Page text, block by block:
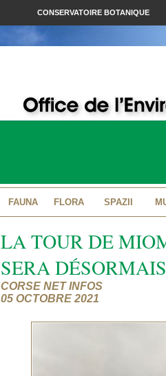
CONSERVATOIRE BOTANIQUE
FAUNA FLORA SPAZII
LA TOUR DE
SERA
CORSE NET INFOS
05 OCTOBRE 2021